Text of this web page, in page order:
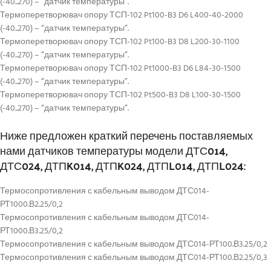
Термоперетворювач опору ТСП-102 Pt100-B3 D6 L400-40-2000
(-40..270) – “датчик температуры”.
Термоперетворювач опору ТСП-102 Pt100-B3 D8 L200-30-1100
(-40..270) – “датчик температуры”.
Термоперетворювач опору ТСП-102 Pt1000-B3 D6 L84-30-1500
(-40..270) – “датчик температуры”.
Термоперетворювач опору ТСП-102 Pt500-B3 D8 L100-30-1500
(-40..270) – “датчик температуры”.
Ниже предложен краткий перечень поставляемых
нами датчиков температуры модели ДТС014,
ДТС024, ДТПK014, ДТПK024, ДТПL014, ДТПL024:
Термосопротивления с кабельным выводом ДТС014-
РТ1000.В2.25/0,2
Термосопротивления с кабельным выводом ДТС014-
РТ1000.В3.25/0,2
Термосопротивления с кабельным выводом ДТС014-РТ100.В3.25/0,2
Термосопротивления с кабельным выводом ДТС014-РТ100.В2.25/0,3